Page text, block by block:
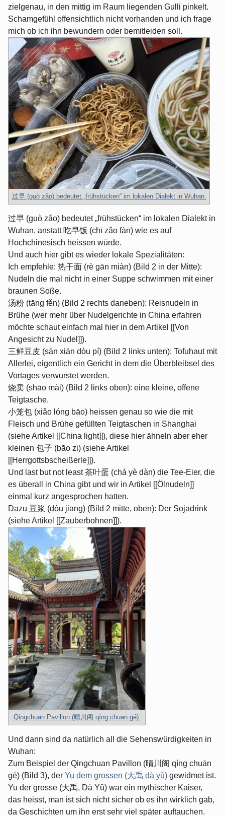
zielgenau, in den mittig im Raum liegenden Gulli pinkelt.
Schamgefühl offensichtlich nicht vorhanden und ich frage
mich ob ich ihn bewundern oder bemitleiden soll.
过早 (guò zǎo) bedeutet „frühstücken“ im lokalen Dialekt in Wuhan.
过早 (guò zǎo) bedeutet „frühstücken“ im lokalen Dialekt in
Wuhan, anstatt 吃早饭 (chī zǎo fàn) wie es auf
Hochchinesisch heissen würde.
Und auch hier gibt es wieder lokale Spezialitäten:
Ich empfehle: 热干面 (rè gān miàn) (Bild 2 in der Mitte):
Nudeln die mal nicht in einer Suppe schwimmen mit einer
braunen Soße.
汤粉 (tāng fěn) (Bild 2 rechts daneben): Reisnudeln in
Brühe (wer mehr über Nudelgerichte in China erfahren
möchte schaut einfach mal hier in dem Artikel [[Von
Angesicht zu Nudel]]).
三鲜豆皮 (sān xiān dòu pí) (Bild 2 links unten): Tofuhaut mit
Allerlei, eigentlich ein Gericht in dem die Überbleibsel des
Vortages verwurstet werden.
烧卖 (shāo mài) (Bild 2 links oben): eine kleine, offene
Teigtasche.
小笼包 (xiǎo lóng bāo) heissen genau so wie die mit
Fleisch und Brühe gefüllten Teigtaschen in Shanghai
(siehe Artikel [[China light]]), diese hier ähneln aber eher
kleinen 包子 (bāo zi) (siehe Artikel
[[Herrgottsbscheißerle]]).
Und last but not least 茶叶蛋 (chá yè dàn) die Tee-Eier, die
es überall in China gibt und wir in Artikel [[Ölnudeln]]
einmal kurz angesprochen hatten.
Dazu 豆浆 (dòu jiāng) (Bild 2 mitte, oben): Der Sojadrink
(siehe Artikel [[Zauberbohnen]]).
Qingchuan Pavillon (晴川阁 qíng chuān gé).
Und dann sind da natürlich all die Sehenswürdigkeiten in
Wuhan:
Zum Beispiel der Qingchuan Pavillon (晴川阁 qíng chuān
gé) (Bild 3), der Yu dem grossen (大禹 dà yǔ) gewidmet ist.
Yu der grosse (大禹, Dà Yǔ) war ein mythischer Kaiser,
das heisst, man ist sich nicht sicher ob es ihn wirklich gab,
da Geschichten um ihn erst sehr viel später auftauchen.